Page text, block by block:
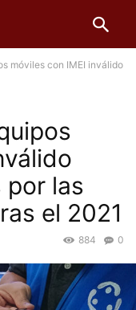
móviles con IMEI inválido
por las
el 2021
0
884